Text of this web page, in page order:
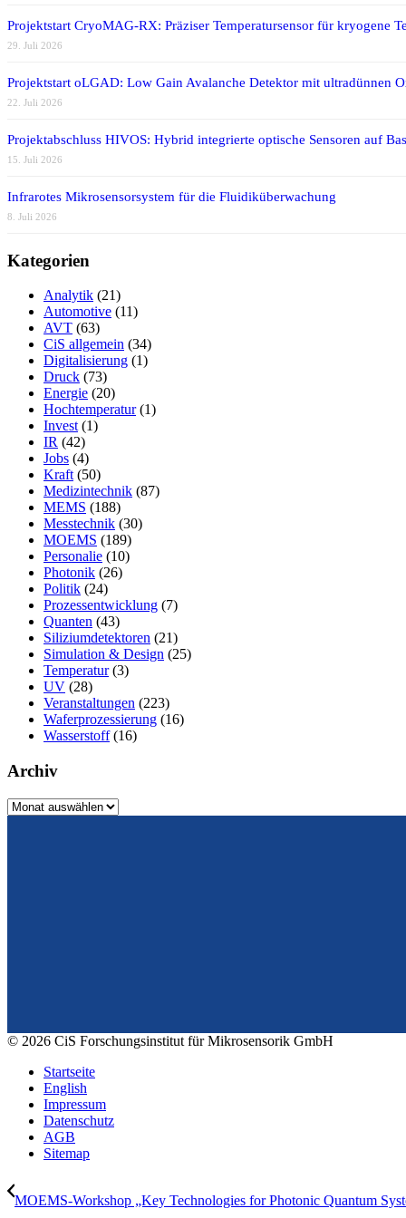
Projektstart CryoMAG-RX: Präziser Temperatursensor für kryogene
29. Juli 2026
Projektstart oLGAD: Low Gain Avalanche Detektor mit ultradünnen
22. Juli 2026
Projektabschluss HIVOS: Hybrid integrierte optische Sensoren auf
15. Juli 2026
Infrarotes Mikrosensorsystem für die Fluidiküberwachung
8. Juli 2026
Kategorien
Analytik (21)
Automotive (11)
AVT (63)
CiS allgemein (34)
Digitalisierung (1)
Druck (73)
Energie (20)
Hochtemperatur(1)
Invest (1)
IR (42)
Jobs (4)
Kraft (50)
Medizintechnik (87)
MEMS (188)
Messtechnik (30)
MOEMS (189)
Personalie (10)
Photonik (26)
Politik (24)
Prozessentwicklung (7)
Quanten (43)
Siliziumdetektoren (21)
Simulation & Design (25)
Temperatur(3)
UV (28)
Veranstaltungen (223)
Waferprozessierung (16)
Wasserstoff(16)
Archiv
Archiv
© 2026 CiS Forschungsinstitut für Mikrosensorik GmbH
Startseite
English
Impressum
Datenschutz
AGB
Sitemap
MOEMS-Workshop „Key Technologies for Photonic Quantum